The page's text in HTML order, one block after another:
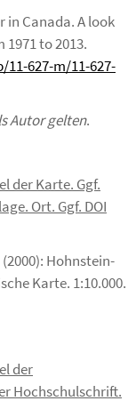
in Canada. A look
to 2013.
627-m/11-627-
Autor gelten.
der Karte. Ggf.
Ort. Ggf. DOI
(2000): Hohnstein-
Karte. 1:10.000.
der
Hochschulschrift.